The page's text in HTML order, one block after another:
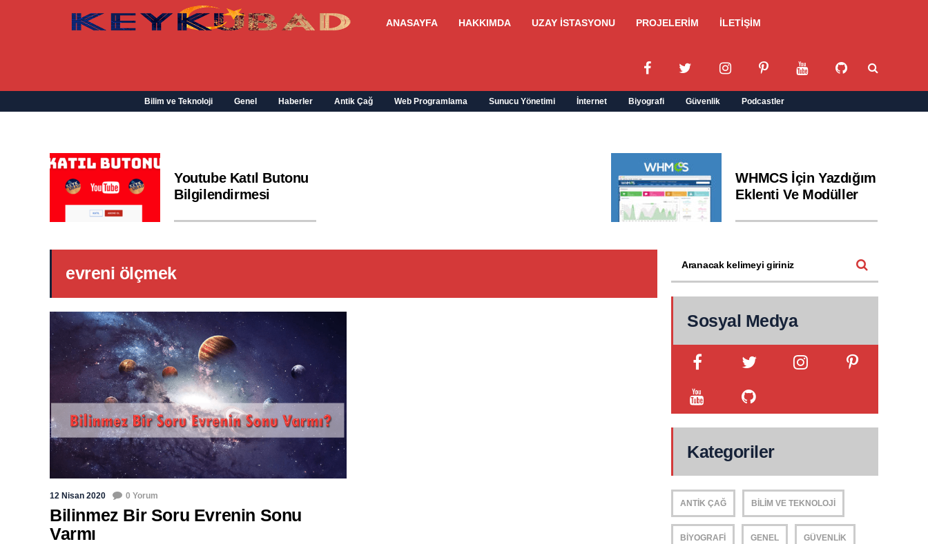
ANASAYFA HAKKIMDA UZAY İSTASYONU PROJELERİM İLETİŞİM
Bilim ve Teknoloji Genel Haberler Antik Çağ Web Programlama Sunucu Yönetimi İnternet Biyografi Güvenlik Podcastler
Youtube Katıl Butonu
Bilgilendirmesi
WHMCS İçin Yazdığım
Eklenti Ve Modüller
evreni ölçmek
12 Nisan 2020 0 Yorum
Bilinmez Bir Soru Evrenin Sonu
Varmı
Sosyal Medya
Kategoriler
ANTIK ÇAĞ BILIM VE TEKNOLOJI
BIYOGRAFI GENEL GÜVENLIK